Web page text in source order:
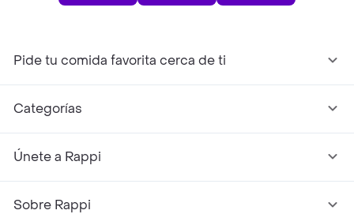
Pide tu comida favorita cerca de ti
Categorías
Únete a Rappi
Sobre Rappi